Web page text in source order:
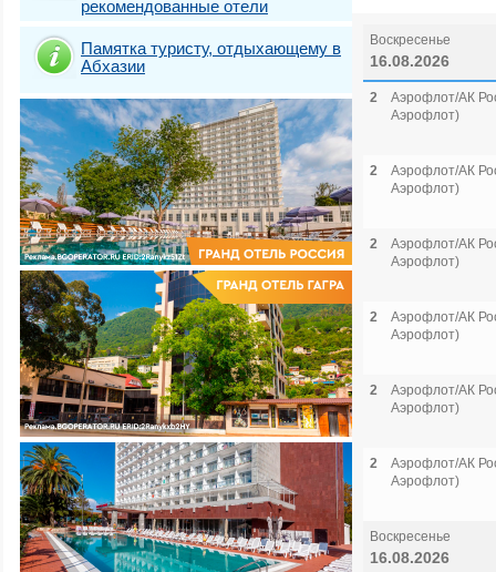
рекомендованные отели
Памятка туристу, отдыхающему в
Абхазии
Воскресенье
16.08.2026
2
Аэрофлот/АК
Аэрофлот)
2
Аэрофлот/АК
Аэрофлот)
2
Аэрофлот/АК
Аэрофлот)
2
Аэрофлот/АК
Аэрофлот)
2
Аэрофлот/АК
Аэрофлот)
2
Аэрофлот/АК
Аэрофлот)
Воскресенье
16.08.2026